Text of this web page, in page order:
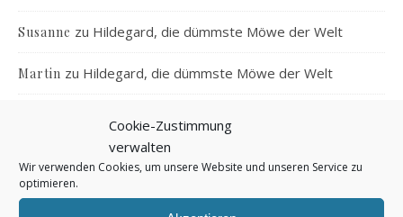
Cookie-Zustimmung
verwalten
Wir verwenden Cookies, um unsere Website und unseren Service zu
optimieren.
Susanne zu Hildegard, die dümmste Möwe der Welt
Martin zu Hildegard, die dümmste Möwe der Welt
Von der Kunst, einen Pfau zu halten